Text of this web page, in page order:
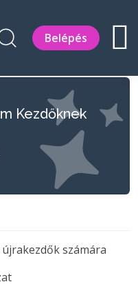
Belépés
Kezdőknek
számára